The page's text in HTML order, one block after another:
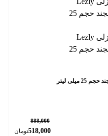
888,000
518,000تومان